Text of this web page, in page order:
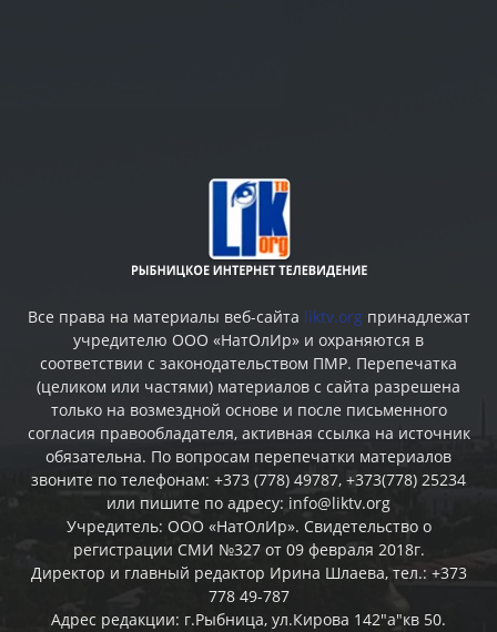
Все права на материалы веб-сайта liktv.org принадлежат
учредителю ООО «НатОлИр» и охраняются в
соответствии с законодательством ПМР. Перепечатка
(целиком или частями) материалов c сайта разрешена
только на возмездной основе и после письменного
согласия правообладателя, активная ссылка на источник
обязательна. По вопросам перепечатки материалов
звоните по телефонам: +373 (778) 49787, +373(778) 25234
или пишите по адресу: info@liktv.org
Учредитель: ООО «НатОлИр». Свидетельство о
регистрации СМИ №327 от 09 февраля 2018г.
Директор и главный редактор Ирина Шлаева, тел.: +373
778 49-787
Адрес редакции: г.Рыбница, ул.Кирова 142"а"кв 50.